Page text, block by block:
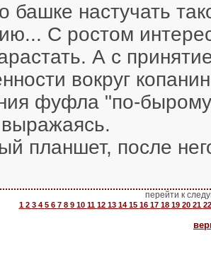
башке настучать
С ростом
А с
вокруг
фуфла "по-
планшет, после
перейти к
1 2 3 4 5 6 7 8 9 10 11 12 13 14 15 16 17 18 19 20 21